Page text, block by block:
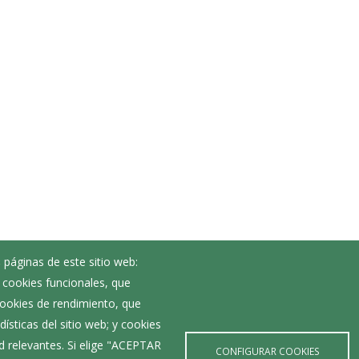
de este sitio web:
funcionales, que
de rendimiento, que
del sitio web; y cookies
Si elige "ACEPTAR
CONFIGURAR COOKIES
Corporación Municipal
Teléfonos de interés